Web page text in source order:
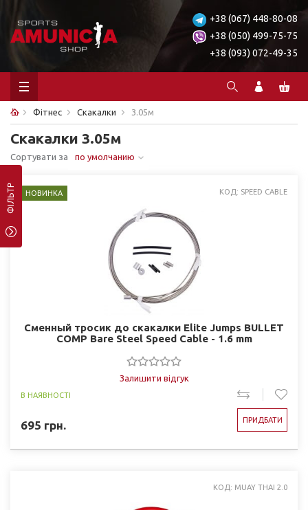
+38 (067) 448-80-08
+38 (050) 499-75-75
+38 (093) 072-49-35
Фітнес Скакалки 3.05м
Скакалки 3.05м
Сортувати за по умолчанию
ФІЛЬТР НОВИНКА КОД: SPEED ​​CABLE
Сменный тросик до скакалки Elite Jumps BULLET
COMP Bare Steel Speed ​​Cable - 1.6 mm
Залишити відгук
В НАЯВНОСТІ
695 грн. ПРИДБАТИ
КОД: MUAY THAI 2.0